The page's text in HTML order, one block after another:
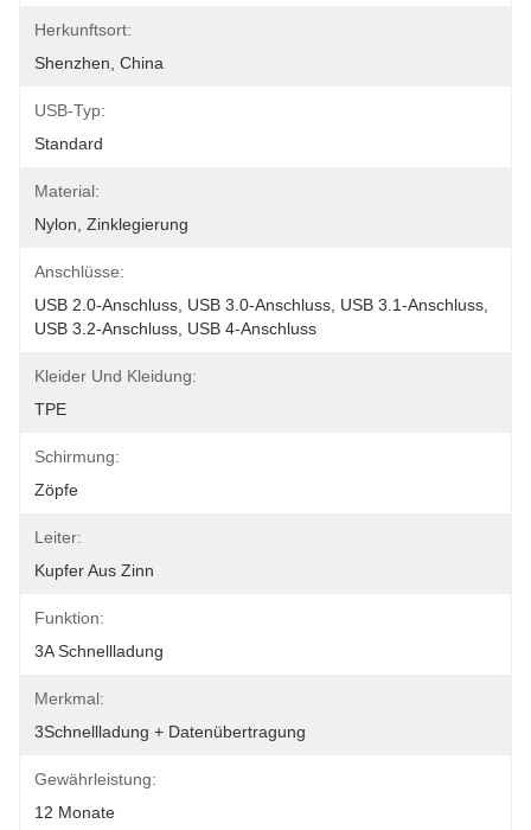
Herkunftsort:
Shenzhen, China
USB-Typ:
Standard
Material:
Nylon, Zinklegierung
Anschlüsse:
USB 2.0-Anschluss, USB 3.0-Anschluss, USB 3.1-Anschluss,
USB 3.2-Anschluss, USB 4-Anschluss
Kleider Und Kleidung:
TPE
Schirmung:
Zöpfe
Leiter:
Kupfer Aus Zinn
Funktion:
3A Schnellladung
Merkmal:
3Schnellladung + Datenübertragung
Gewährleistung:
12 Monate